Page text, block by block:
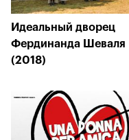
Идеальный дворец
Фердинанда Шеваля
(2018)